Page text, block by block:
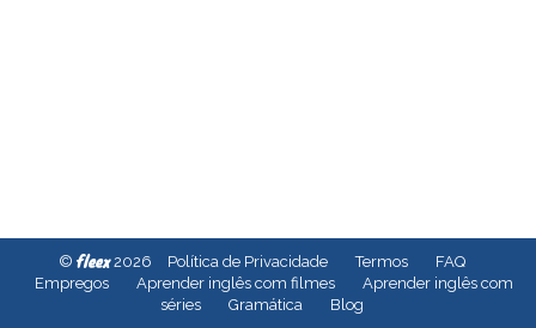
© fleex2026 Política de Privacidade Termos
FAQ
Empregos
Aprender inglês com filmes
Aprender inglês com
séries
Gramática Blog